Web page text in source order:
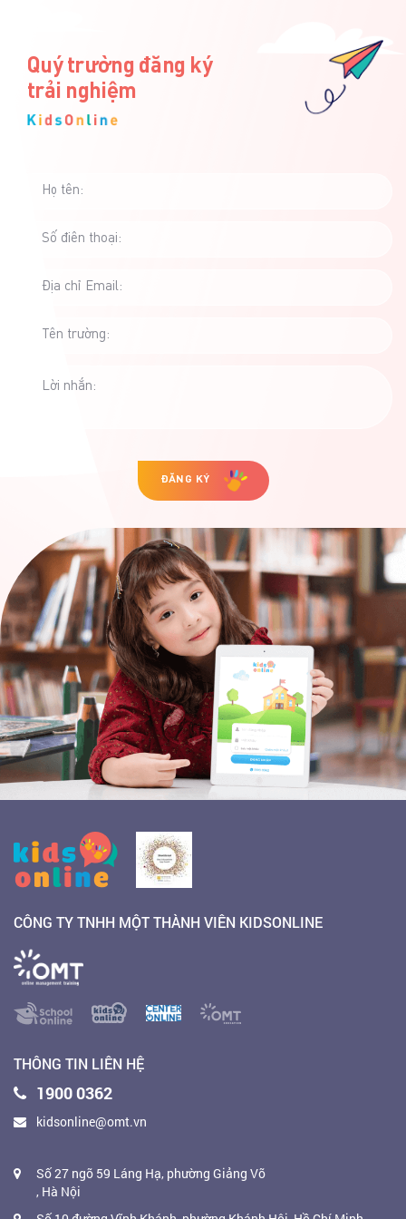
đã chứng
quả rõ rệt
Quý trường đăng ký
trải nghiệm
Họ tên:
Số điên thoại:
Địa chỉ Email:
Tên trường:
Lời nhắn:
ĐĂNG KÝ
CÔNG TY TNHH MỘT THÀNH VIÊN KIDSONLINE
THÔNG TIN LIÊN HỆ
1900 0362
kidsonline@omt.vn
Số 27 ngõ 59 Láng Hạ, phường Giảng Võ
, Hà Nội